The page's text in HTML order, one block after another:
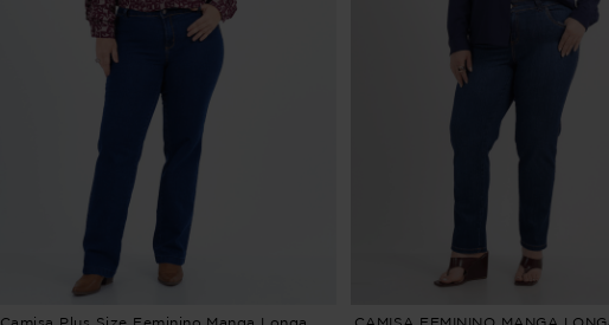
Camisa Plus Size Feminino Manga Longa CAMISA FEMININO MANGA